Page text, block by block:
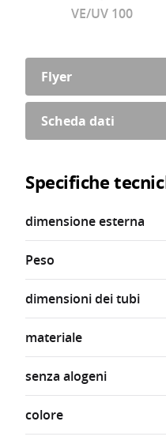
VE/UV 100
Flyer
Scheda dati
Specifiche
dimensione esterna
Peso
dimensioni dei tubi
materiale
senza alogeni
colore